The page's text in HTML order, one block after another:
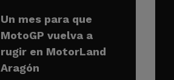
Un mes para que
MotoGP vuelva a
rugir en MotorLand
Aragón